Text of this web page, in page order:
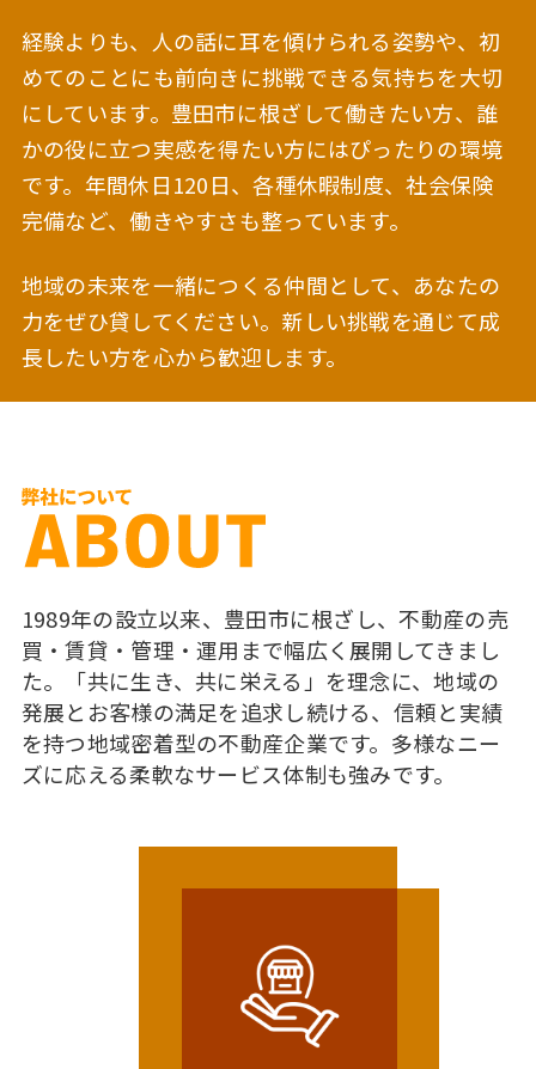
経験よりも、人の話に耳を傾けられる姿勢や、初
めてのことにも前向きに挑戦できる気持ちを大切
にしています。豊田市に根ざして働きたい方、誰
かの役に立つ実感を得たい方にはぴったりの環境
です。年間休日120日、各種休暇制度、社会保険
完備など、働きやすさも整っています。
地域の未来を一緒につくる仲間として、あなたの
力をぜひ貸してください。新しい挑戦を通じて成
長したい方を心から歓迎します。
1989年の設立以来、豊田市に根ざし、不動産の売
買・賃貸・管理・運用まで幅広く展開してきまし
た。「共に生き、共に栄える」を理念に、地域の
発展とお客様の満足を追求し続ける、信頼と実績
を持つ地域密着型の不動産企業です。多様なニー
ズに応える柔軟なサービス体制も強みです。